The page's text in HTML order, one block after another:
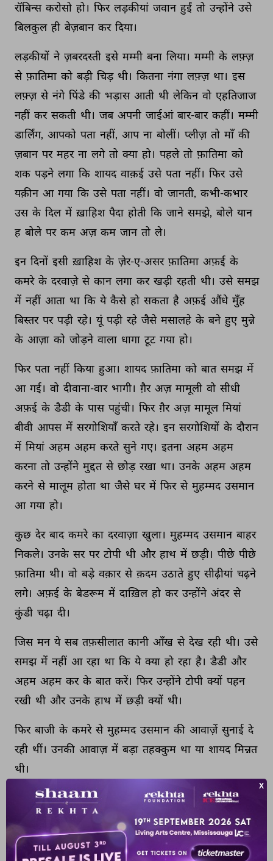
रॉबिन्स करोसो हो। फिर लड़कीयां जवान हुईं तो उन्होंने उसे
बिलकुल ही बेज़बान कर दिया।
लड़कीयों ने ज़बरदस्ती इसे मम्मी बना लिया। मम्मी के लफ़्ज़
से फ़ातिमा को बड़ी चिड़ थी। कितना नंगा लफ़्ज़ था। इस
लफ़्ज़ से नंगे पिंडे की भड़ास आती थी लेकिन वो एहतिजाज
नहीं कर सकती थी। जब अपनी जाईआं बार-बार कहीं। मम्मी
डार्लिंग, आपको पता नहीं, आप ना बोलीं। प्लीज़ तो माँ की
ज़बान पर महर ना लगे तो क्या हो। पहले तो फ़ातिमा को
शक पड़ने लगा कि शायद वाक़ई उसे पता नहीं। फिर उसे
यक़ीन आ गया कि उसे पता नहीं। वो जानती, कभी-कभार
उस के दिल में ख़ाहिश पैदा होती कि जाने समझे, बोले यान
ह बोले पर कम अज़ कम जान तो ले।
इन दिनों इसी ख़ाहिश के ज़ेर-ए-असर फ़ातिमा अफ़ई के
कमरे के दरवाज़े से कान लगा कर खड़ी रहती थी। उसे समझ
में नहीं आता था कि ये कैसे हो सकता है अफ़ई औंधे मुँह
बिस्तर पर पड़ी रहे। यूं पड़ी रहे जैसे मसालहे के बने हुए मुन्ने
के आज़ा को जोड़ने वाला धागा टूट गया हो।
फिर पता नहीं किया हुआ। शायद फ़ातिमा को बात समझ में
आ गई। वो दीवाना-वार भागी। ग़ैर अज़ मामूली वो सीधी
अफ़ई के डैडी के पास पहुंची। फिर ग़ैर अज़ मामूल मियां
बीवी आपस में सरगोशियाँ करते रहे। इन सरगोशियों के दौरान
में मियां अहम अहम करते सुने गए। इतना अहम अहम
करना तो उन्होंने मुद्दत से छोड़ रखा था। उनके अहम अहम
करने से मालूम होता था जैसे घर में फिर से मुहम्मद उसमान
आ गया हो।
कुछ देर बाद कमरे का दरवाज़ा खुला। मुहम्मद उसमान बाहर
निकले। उनके सर पर टोपी थी और हाथ में छड़ी। पीछे पीछे
फ़ातिमा थी। वो बड़े वक़ार से क़दम उठाते हुए सीढ़ीयां चढ़ने
लगे। अफ़ई के बेडरूम में दाख़िल हो कर उन्होंने अंदर से
कुंडी चढ़ा दी।
जिस मन ये सब तफ़सीलात कानी आँख से देख रही थी। उसे
समझ में नहीं आ रहा था कि ये क्या हो रहा है। डैडी और
अहम अहम कर के बात करें। फिर उन्होंने टोपी क्यों पहन
रखी थी और उनके हाथ में छड़ी क्यों थी।
फिर बाजी के कमरे से मुहम्मद उसमान की आवाज़ें सुनाई दे
रही थीं। उनकी आवाज़ में बड़ा तहक्कुम था या शायद मिन्नत
थी।
बाजी की ग़ुस्से भरी आवाज़ सारे घर में गूँजी। बच्चा
मैं उसे अपनाऊंगी। मुझे कौन रोकता है।
जिस मन सोचने लगी। या अल्लाह बाजी किस बच्चे की बात